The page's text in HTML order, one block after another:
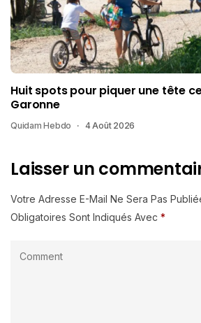
Huit spots pour piquer une tête
Garonne
Quidam Hebdo 4 Août 2026
Laisser un
Votre Adresse E-Mail Ne Sera Pas
Obligatoires Sont Indiqués Avec *